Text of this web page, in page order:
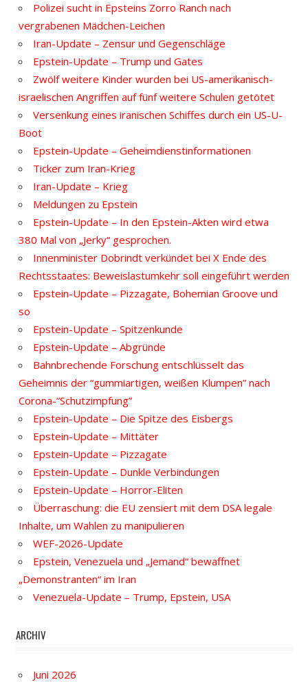
Polizei sucht in Epsteins Zorro Ranch nach
vergrabenen Mädchen-Leichen
Iran-Update – Zensur und Gegenschläge
Epstein-Update – Trump und Gates
Zwölf weitere Kinder wurden bei US-amerikanisch-
israelischen Angriffen auf fünf weitere Schulen getötet
Versenkung eines iranischen Schiffes durch ein US-U-
Boot
Epstein-Update – Geheimdienstinformationen
Ticker zum Iran-Krieg
Iran-Update – Krieg
Meldungen zu Epstein
Epstein-Update – In den Epstein-Akten wird etwa
380 Mal von „Jerky“ gesprochen.
Innenminister Dobrindt verkündet bei X Ende des
Rechtsstaates: Beweislastumkehr soll eingeführt werden
Epstein-Update – Pizzagate, Bohemian Groove und
so
Epstein-Update – Spitzenkunde
Epstein-Update – Abgründe
Bahnbrechende Forschung entschlüsselt das
Geheimnis der “gummiartigen, weißen Klumpen” nach
Corona-“Schutzimpfung”
Epstein-Update – Die Spitze des Eisbergs
Epstein-Update – Mittäter
Epstein-Update – Pizzagate
Epstein-Update – Dunkle Verbindungen
Epstein-Update – Horror-Eliten
Überraschung: die EU zensiert mit dem DSA legale
Inhalte, um Wahlen zu manipulieren
WEF-2026-Update
Epstein, Venezuela und „Jemand“ bewaffnet
„Demonstranten“ im Iran
Venezuela-Update – Trump, Epstein, USA
ARCHIV
Juni 2026